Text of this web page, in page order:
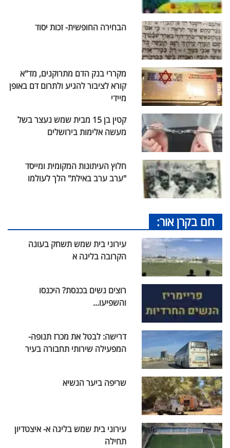
הבחירה החופשית- זכות יסוד
מקררי בנק הדם מתרוקנים, מד"א
קורא לציבור להגיע ולתרום דם באופן
מיידי
קטין בן 15 מבית שמש נעצר בשל
מעשה אלימות בירושלים
חלוץ העיתונות המקומית ומייסד
"ערב ערב באילת" הלך לעולמו
חם בקרן אור:
עירוני בית שמש תשחק בעונה
הקרובה בליגה א
רוצים נשים בכנסת? היכנסו
והשפיעו...
דרישה: לבטל את מכרז תנופה-
המפעילה שירותי תחבורה בעיר
שריפה ביער הנשיא
עירוני בית שמש בליגה א- איצטדיון
תחילה